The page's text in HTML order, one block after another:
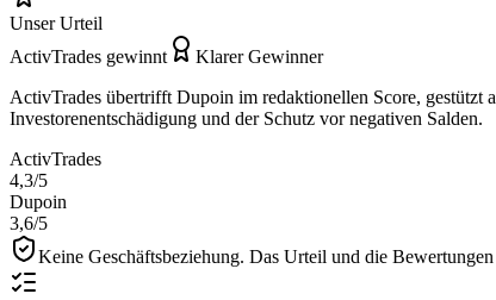
Unser Urteil
ActivTrades gewinnt
Klarer Gewinner
ActivTrades übertrifft Dupoin im redaktionellen Score,
Investorenentschädigung und der Schutz vor negativen Salden.
ActivTrades
4,3/5
Dupoin
3,6/5
Keine Geschäftsbeziehung. Das Urteil und die